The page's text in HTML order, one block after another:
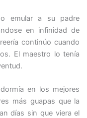
emular a su padre
en infinidad de
continúo cuando
El maestro lo tenía
en los mejores
más guapas que la
días sin que viera el